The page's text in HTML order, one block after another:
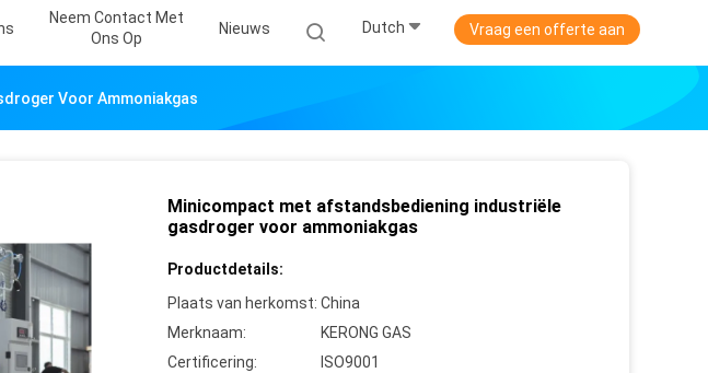
Neem Contact Met
Ons Op
Nieuws Dutch Vraag een offerte aan
Voor Ammoniakgas
Minicompact met afstandsbediening industriële
gasdroger voor ammoniakgas
Productdetails:
Plaats van herkomst: China
Merknaam:
KERONG GAS
Certificering:
ISO9001